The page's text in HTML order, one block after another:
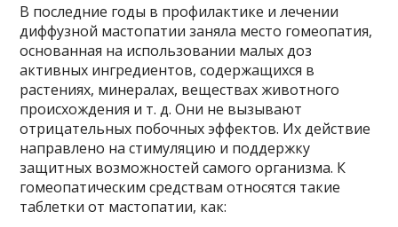
В последние годы в профилактике и лечении
диффузной мастопатии заняла место гомеопатия,
основанная на использовании малых доз
активных ингредиентов, содержащихся в
растениях, минералах, веществах животного
происхождения и т. д. Они не вызывают
отрицательных побочных эффектов. Их действие
направлено на стимуляцию и поддержку
защитных возможностей самого организма. К
гомеопатическим средствам относятся такие
таблетки от мастопатии, как: